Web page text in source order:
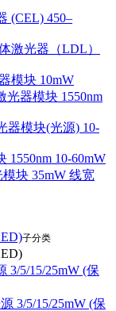
(CEL) 450–
激光器（LDL）
模块 10mW
器模块 1550nm
器模块(光源) 10-
10-60mW
块 35mW 线宽
子分类
3/5/15/25mW (保
3/5/15/25mW (保